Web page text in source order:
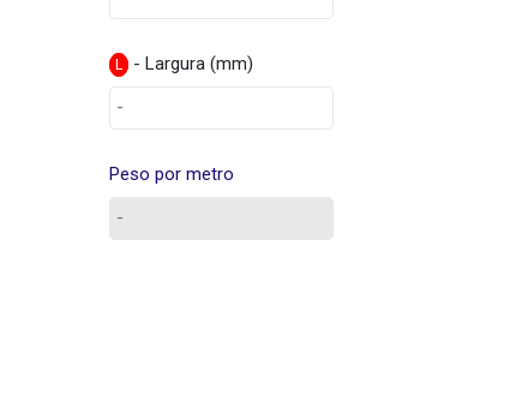
L - Largura (mm)
Peso por metro